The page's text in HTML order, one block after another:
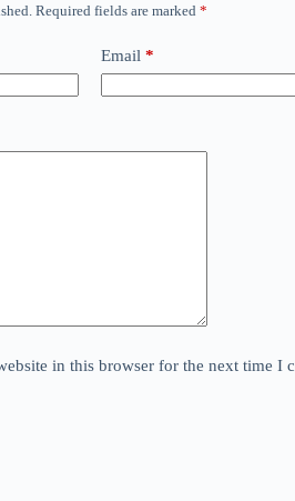
Required fields are marked *
Email *
in this browser for the next time I